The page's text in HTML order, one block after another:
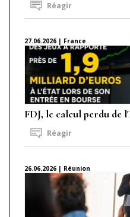
Réagir
27.06.2026 | France
FDJ, le calcul perdu de
Réagir
26.06.2026 | Réunion